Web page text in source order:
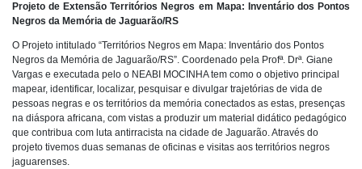
Projeto de Extensão Territórios Negros em Mapa: Inventário dos Pontos
Negros da Memória de Jaguarão/RS
O Projeto intitulado “Territórios Negros em Mapa: Inventário dos Pontos
Negros da Memória de Jaguarão/RS”. Coordenado pela Profª. Drª. Giane
Vargas e executada pelo o NEABI MOCINHA tem como o objetivo principal
mapear, identificar, localizar, pesquisar e divulgar trajetórias de vida de
pessoas negras e os territórios da memória conectados as estas, presenças
na diáspora africana, com vistas a produzir um material didático pedagógico
que contribua com luta antirracista na cidade de Jaguarão. Através do
projeto tivemos duas semanas de oficinas e visitas aos territórios negros
jaguarenses.